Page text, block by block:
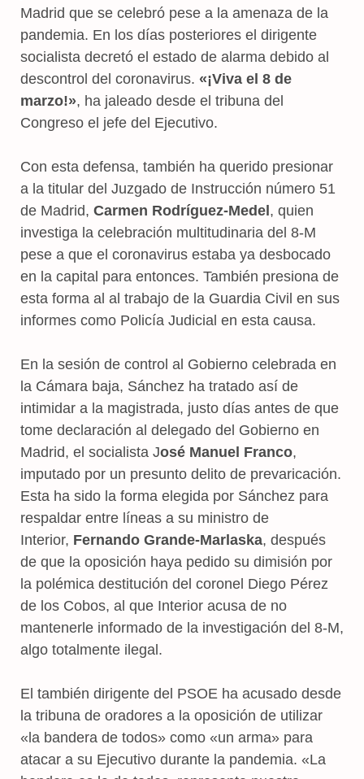
Madrid que se celebró pese a la amenaza de la
pandemia. En los días posteriores el dirigente
socialista decretó el estado de alarma debido al
descontrol del coronavirus. «¡Viva el 8 de
marzo!», ha jaleado desde el tribuna del
Congreso el jefe del Ejecutivo.
Con esta defensa, también ha querido presionar
a la titular del Juzgado de Instrucción número 51
de Madrid, Carmen Rodríguez-Medel, quien
investiga la celebración multitudinaria del 8-M
pese a que el coronavirus estaba ya desbocado
en la capital para entonces. También presiona de
esta forma al al trabajo de la Guardia Civil en sus
informes como Policía Judicial en esta causa.
En la sesión de control al Gobierno celebrada en
la Cámara baja, Sánchez ha tratado así de
intimidar a la magistrada, justo días antes de que
tome declaración al delegado del Gobierno en
Madrid, el socialista José Manuel Franco,
imputado por un presunto delito de prevaricación.
Esta ha sido la forma elegida por Sánchez para
respaldar entre líneas a su ministro de
Interior, Fernando Grande-Marlaska, después
de que la oposición haya pedido su dimisión por
la polémica destitución del coronel Diego Pérez
de los Cobos, al que Interior acusa de no
mantenerle informado de la investigación del 8-M,
algo totalmente ilegal.
El también dirigente del PSOE ha acusado desde
la tribuna de oradores a la oposición de utilizar
«la bandera de todos» como «un arma» para
atacar a su Ejecutivo durante la pandemia. «La